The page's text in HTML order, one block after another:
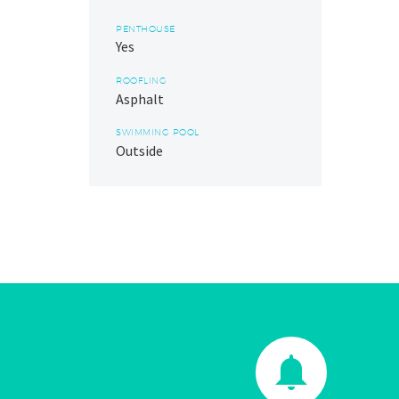
PENTHOUSE
Yes
ROOFLING
Asphalt
SWIMMING POOL
Outside

